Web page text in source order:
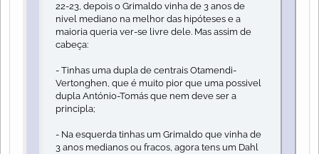
22-23, depois o Grimaldo vinha de 3 anos de
nivel mediano na melhor das hipóteses e a
maioria queria ver-se livre dele. Mas assim de
cabeça:
- Tinhas uma dupla de centrais Otamendi-
Vertonghen, que é muito pior que uma possivel
dupla António-Tomás que nem deve ser a
principla;
- Na esquerda tinhas um Grimaldo que vinha de
3 anos medianos ou fracos, agora tens um Dahl